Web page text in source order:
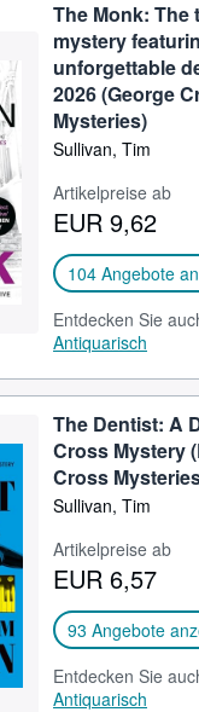
The Monk:
mystery
unforgettable
2026 (George
Mysteries)
Sullivan, Tim
Artikelpreise ab
EUR 9,62
104 Angebote
Entdecken Sie
Antiquarisch
The Dentist: A
Cross Mystery
Cross
Sullivan, Tim
Artikelpreise ab
EUR 6,57
93 Angebote
Entdecken Sie
Antiquarisch